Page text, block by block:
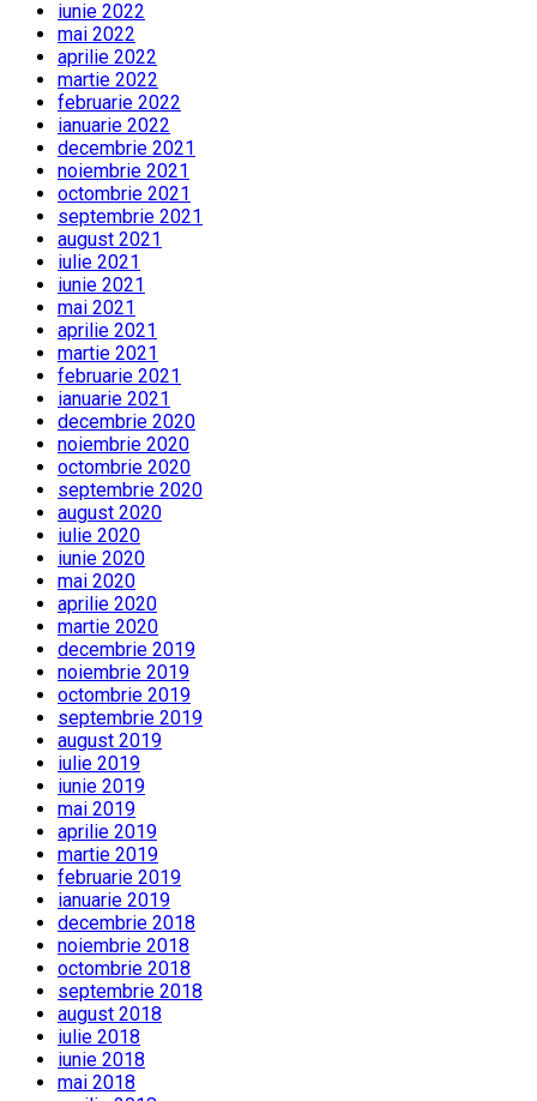
iunie 2022
mai 2022
aprilie 2022
martie 2022
februarie 2022
ianuarie 2022
decembrie 2021
noiembrie 2021
octombrie 2021
septembrie 2021
august 2021
iulie 2021
iunie 2021
mai 2021
aprilie 2021
martie 2021
februarie 2021
ianuarie 2021
decembrie 2020
noiembrie 2020
octombrie 2020
septembrie 2020
august 2020
iulie 2020
iunie 2020
mai 2020
aprilie 2020
martie 2020
decembrie 2019
noiembrie 2019
octombrie 2019
septembrie 2019
august 2019
iulie 2019
iunie 2019
mai 2019
aprilie 2019
martie 2019
februarie 2019
ianuarie 2019
decembrie 2018
noiembrie 2018
octombrie 2018
septembrie 2018
august 2018
iulie 2018
iunie 2018
mai 2018